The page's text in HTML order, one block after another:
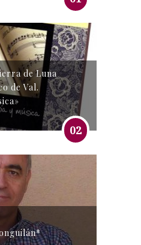
de Luna
de Val.
02